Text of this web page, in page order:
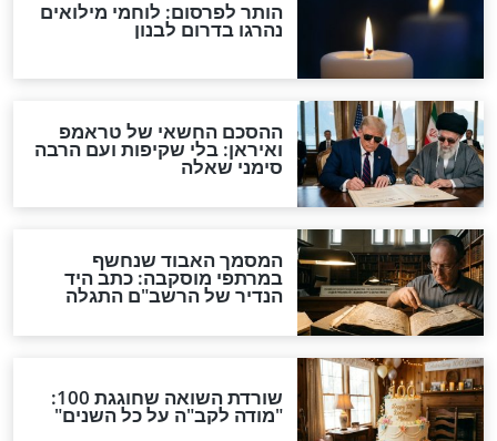
להתלבש
את המלכות"
מפורסמים
מה אמרה המנהלת לסלב
את ילדיה לבית ספר דתי?